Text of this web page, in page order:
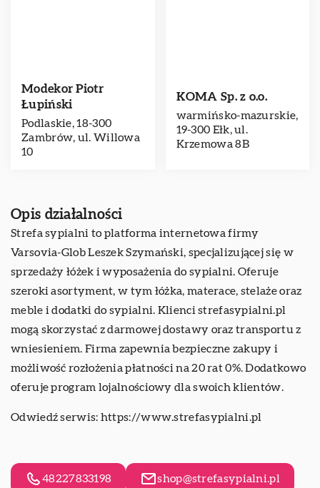
Modekor Piotr
Łupiński
Podlaskie, 18-300
Zambrów, ul. Willowa
10
KOMA Sp. z o.o.
warmińsko-mazurskie,
19-300 Ełk, ul.
Krzemowa 8B
Opis działalności
Strefa sypialni to platforma internetowa firmy
Varsovia-Glob Leszek Szymański, specjalizującej się w
sprzedaży łóżek i wyposażenia do sypialni. Oferuje
szeroki asortyment, w tym łóżka, materace, stelaże oraz
meble i dodatki do sypialni. Klienci strefasypialni.pl
mogą skorzystać z darmowej dostawy oraz transportu z
wniesieniem. Firma zapewnia bezpieczne zakupy i
możliwość rozłożenia płatności na 20 rat 0%. Dodatkowo
oferuje program lojalnościowy dla swoich klientów.
Odwiedź serwis: https://www.strefasypialni.pl
48227833198 shop@strefasypialni.pl